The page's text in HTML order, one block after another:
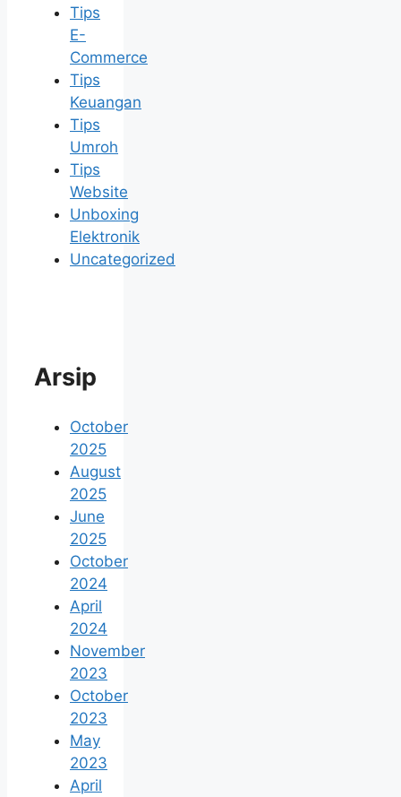
Tips
E-
Commerce
Tips
Keuangan
Tips
Umroh
Tips
Website
Unboxing
Elektronik
Uncategorized
Arsip
October
2025
August
2025
June
2025
October
2024
April
2024
November
2023
October
2023
May
2023
April